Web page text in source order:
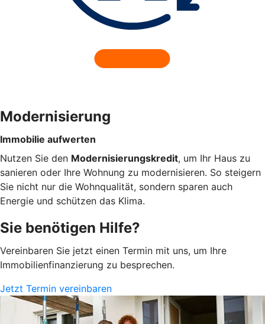
Modernisierung
Immobilie aufwerten
Nutzen Sie den Modernisierungskredit, um Ihr Haus zu
sanieren oder Ihre Wohnung zu modernisieren. So steigern
Sie nicht nur die Wohnqualität, sondern sparen auch
Energie und schützen das Klima.
Sie benötigen Hilfe?
Vereinbaren Sie jetzt einen Termin mit uns, um Ihre
Immobilienfinanzierung zu besprechen.
Jetzt Termin vereinbaren